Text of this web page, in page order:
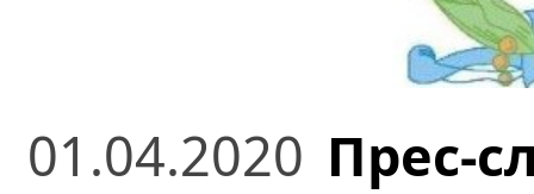
01.04.2020 Прес-